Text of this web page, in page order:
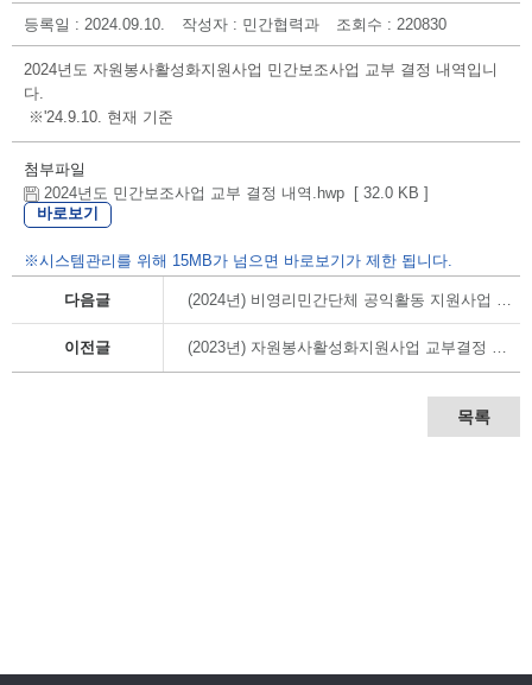
등록일 : 2024.09.10. 작성자 : 민간협력과 조회수 : 220830
2024년도 자원봉사활성화지원사업 민간보조사업 교부 결정 내역입니
다.
※'24.9.10. 현재 기준
첨부파일
2024년도 민간보조사업 교부 결정 내역.hwp [ 32.0 KB ]
바로보기
※시스템관리를 위해 15MB가 넘으면 바로보기가 제한 됩니다.
다음글 (2024년) 비영리민간단체 공익활동 지원사업 교부결정 내역
이전글 (2023년) 자원봉사활성화지원사업 교부결정 내역
목록